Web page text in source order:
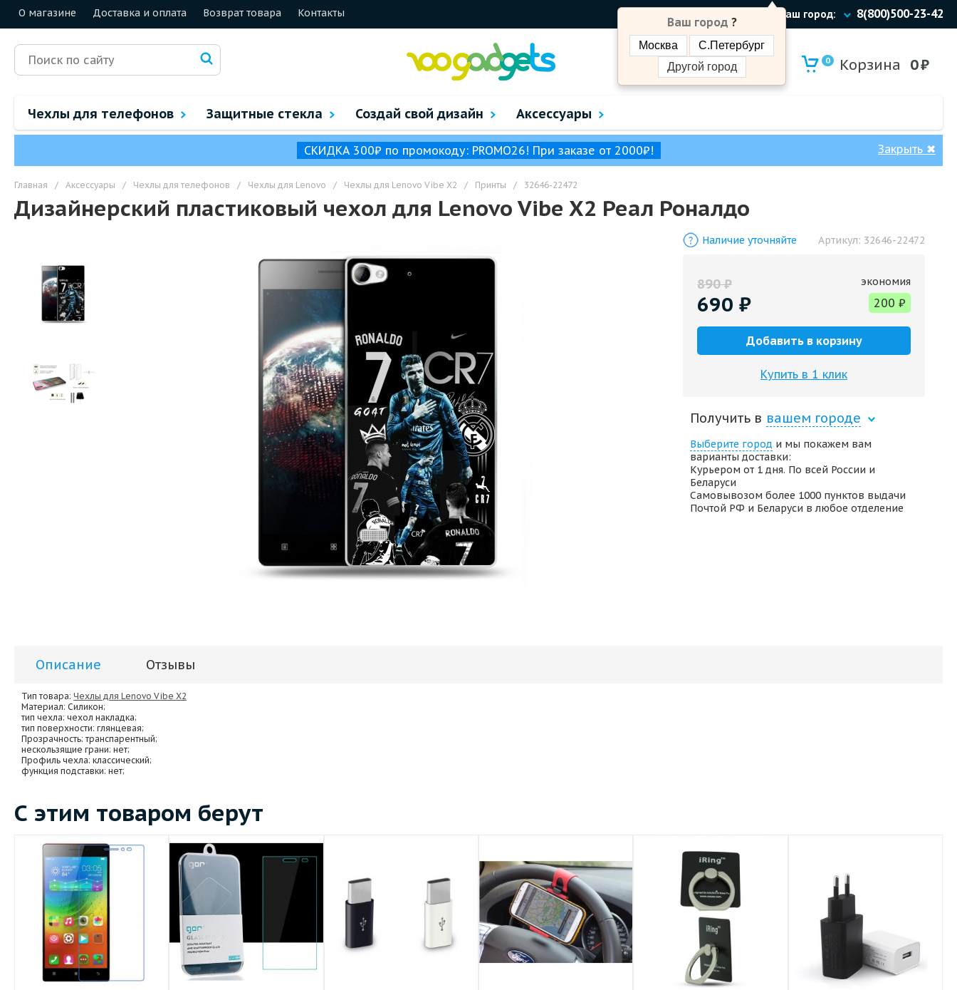
О магазине Доставка и оплата Возврат товара Контакты Ваш город:
Ваш город ?
Москва
С.Петербург
Другой город
8(800)500-23-42
0 Корзина 0₽
Чехлы для телефонов Защитные стекла Создай свой дизайн Аксессуары
СКИДКА 300₽ по промокоду: PROMO26! При заказе от 2000₽! Закрыть ✖
Главная / Аксессуары / Чехлы для телефонов / Чехлы для Lenovo / Чехлы для Lenovo Vibe X2 / Принты / 32646-22472
Дизайнерский пластиковый чехол для Lenovo Vibe X2 Реал Роналдо
Наличие уточняйте Артикул: 32646-22472
890₽
690 ₽
экономия
200 ₽
Добавить в корзину
Купить в 1 клик
Получить в вашем городе
Выберите город и мы покажем вам
варианты доставки:
Курьером от 1 дня. По всей России и
Беларуси
Самовывозом более 1000 пунктов выдачи
Почтой РФ и Беларуси в любое отделение
Описание Отзывы
Тип товара: Чехлы для Lenovo Vibe X2
Материал: Силикон;
тип чехла: чехол накладка;
тип поверхности: глянцевая;
Прозрачность: транспарентный;
нескользящие грани: нет;
Профиль чехла: классический;
функция подставки: нет;
С этим товаром берут